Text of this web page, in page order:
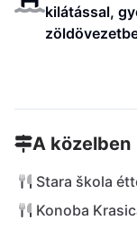
kilátással,
A közelben
Stara škola
Konoba